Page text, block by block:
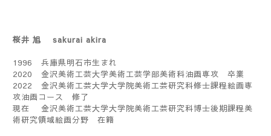
桜井 旭 sakurai akira
1996 兵庫県明石市生まれ
2020 金沢美術工芸大学美術工芸学部美術科油画専攻 卒業
2022 金沢美術工芸大学大学院美術工芸研究科修士課程絵画専
攻油画コース 修了
現在 金沢美術工芸大学大学院美術工芸研究科博士後期課程美
術研究領域絵画分野 在籍